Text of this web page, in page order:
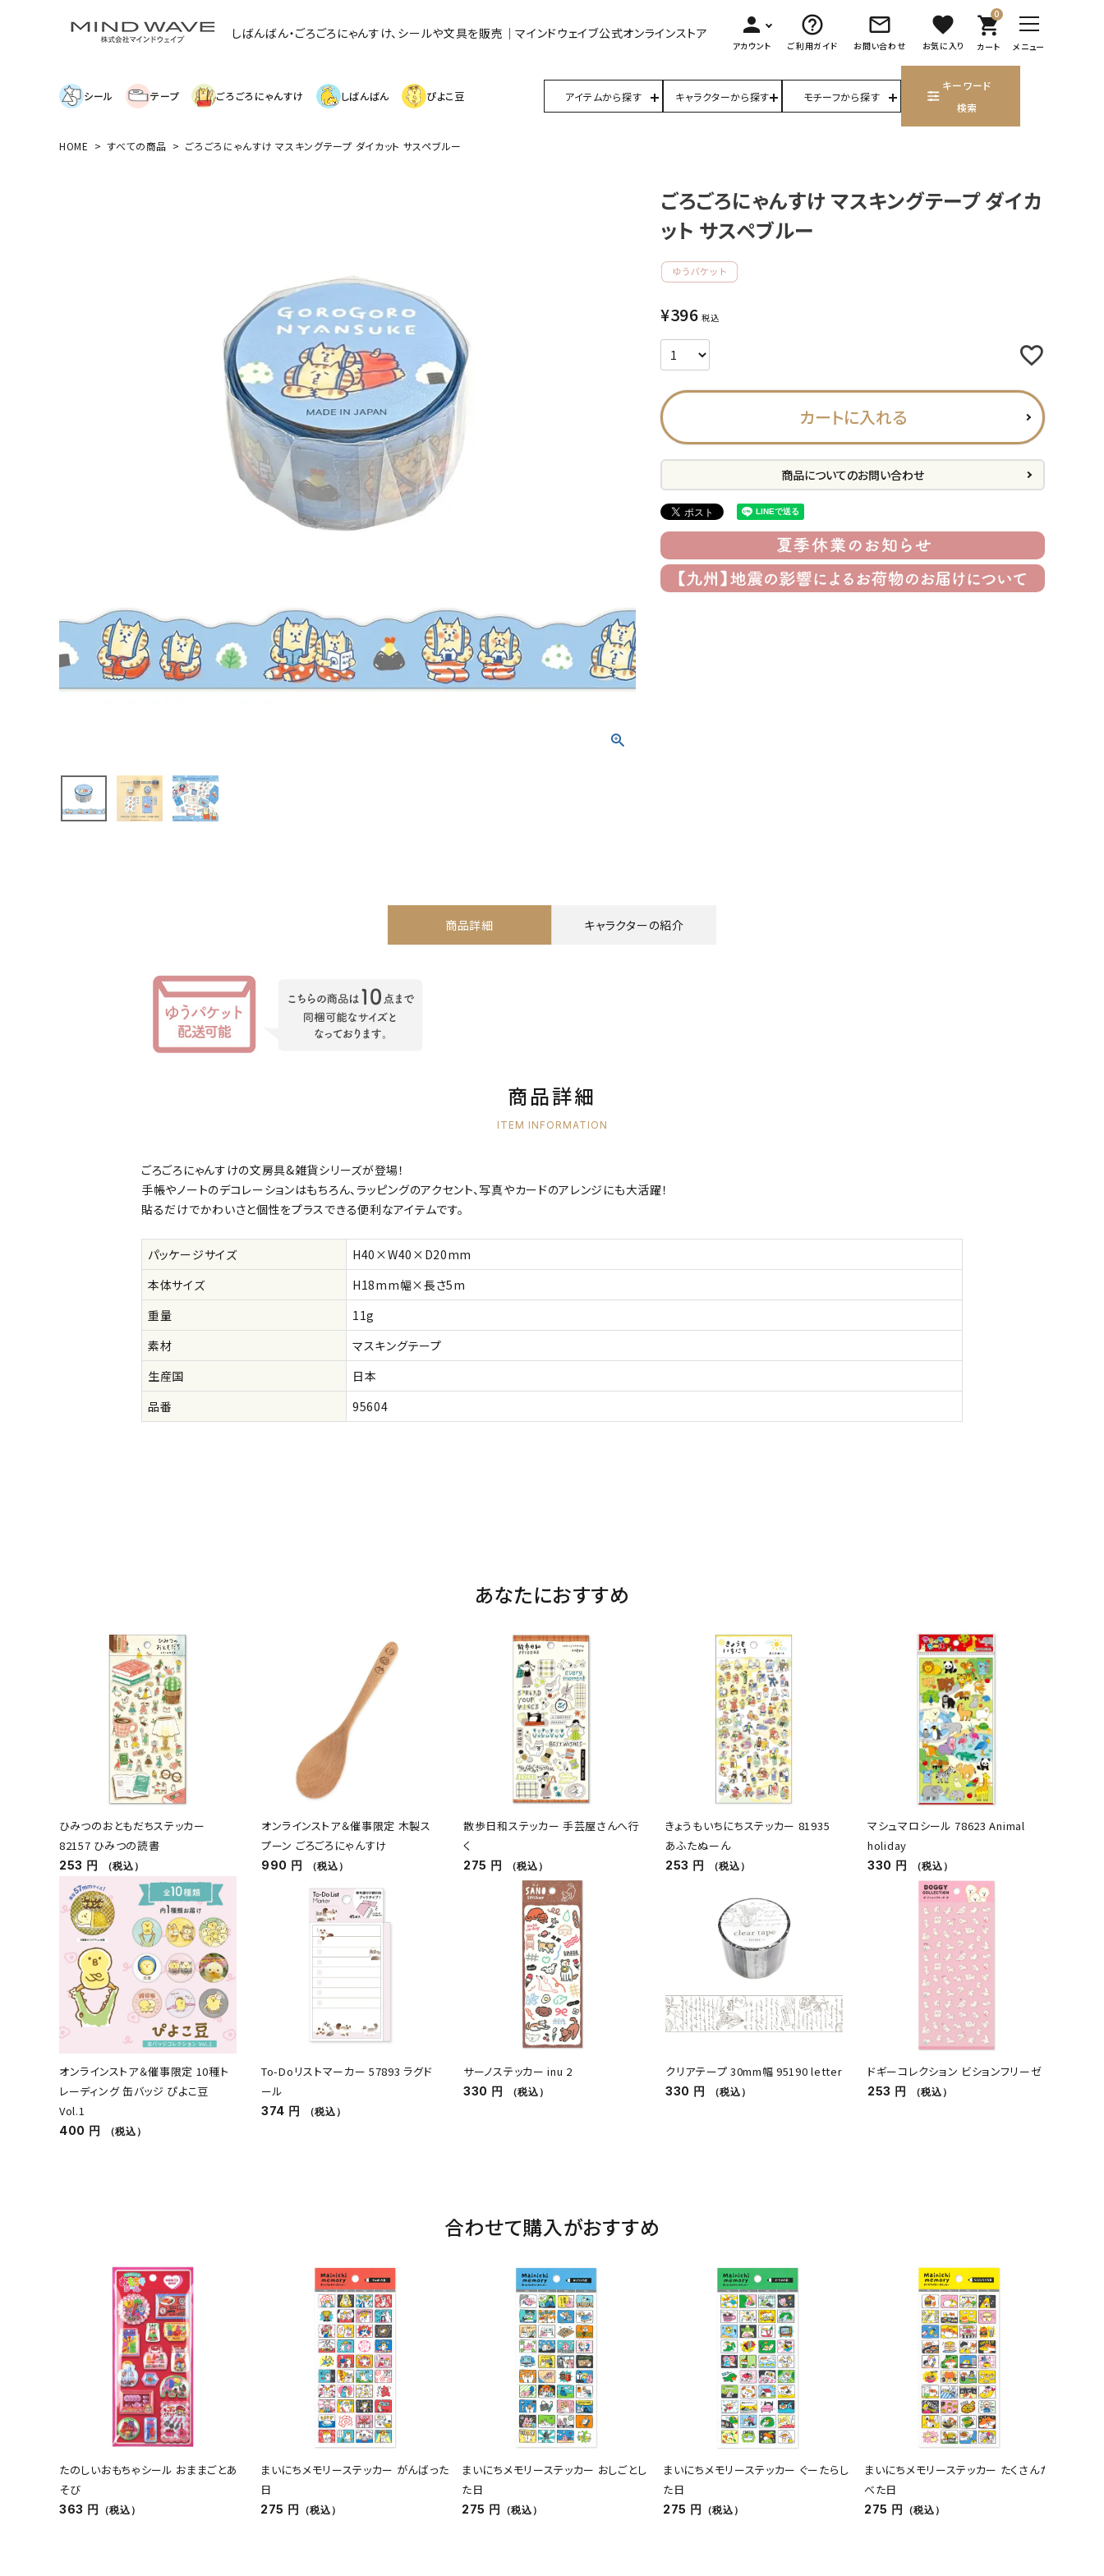
しばんばん・ごろごろにゃんすけ、シールや文具を販売｜マインドウェイブ公式オンラインストア person
アカウント
help_outline
ご利用ガイド
mail_outline
お問い合わせ
favorite
お気に入り
0
shopping_cart
カート メニュー
シール テープ ごろごろにゃんすけ しばんばん ぴよこ豆 アイテムから探す キャラクターから探す モチーフから探す
キーワード
検索
モチーフから探す
キャラクターから探す
HOME すべての商品 ごろごろにゃんすけ マスキングテープ ダイカット サスペブルー
ごろごろにゃんすけ マスキングテープ ダイカ
ット サスペブルー
¥396 税込
カートに入れる
商品についてのお問い合わせ
商品詳細 キャラクターの紹介
商品詳細
ITEM INFORMATION
ごろごろにゃんすけの文房具&雑貨シリーズが登場！
手帳やノートのデコレーションはもちろん、ラッピングのアクセント、写真やカードのアレンジにも大活躍！
貼るだけでかわいさと個性をプラスできる便利なアイテムです。
パッケージサイズ
H40×W40×D20mm
本体サイズ
H18mm幅×長さ5m
重量
11g
素材
マスキングテープ
生産国
日本
品番
95604
あなたにおすすめ
ひみつのおともだちステッカー
82157 ひみつの読書
253 円 （税込）
オンラインストア＆催事限定 木製ス
プーン ごろごろにゃんすけ
990 円 （税込）
散歩日和ステッカー 手芸屋さんへ行
く
275 円 （税込）
きょうもいちにちステッカー 81935
あふたぬーん
253 円 （税込）
マシュマロシール 78623 Animal
holiday
330 円 （税込）
オンラインストア＆催事限定 10種ト
レーディング 缶バッジ ぴよこ豆
Vol.1
400 円 （税込）
To-Doリストマーカー 57893 ラグド
ール
374 円 （税込）
サーノステッカー inu 2
330 円 （税込）
クリアテープ 30mm幅 95190 letter
330 円 （税込）
ドギーコレクション ビションフリーゼ
253 円 （税込）
合わせて購入がおすすめ
たのしいおもちゃシール おままごとあ
そび
363 円 （税込）
まいにちメモリーステッカー がんばった
日
275 円 （税込）
まいにちメモリーステッカー おしごとし
た日
275 円 （税込）
まいにちメモリーステッカー ぐーたらし
た日
275 円 （税込）
まいにちメモリーステッカー たくさんた
べた日
275 円 （税込）